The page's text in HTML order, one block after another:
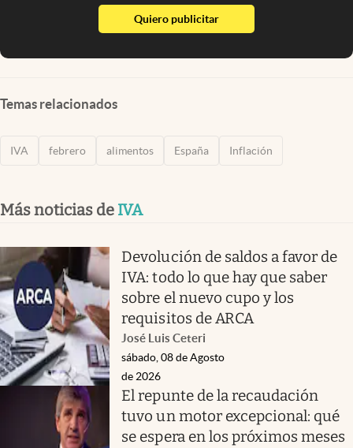
Quiero publicitarabre en nueva pestaña
Temas relacionados
IVA febrero alimentos España Inflación
Más noticias de IVA
Devolución de saldos a favor de
IVA: todo lo que hay que saber
sobre el nuevo cupo y los
requisitos de ARCA
José Luis Ceteri
sábado, 08 de Agosto
de 2026
El repunte de la recaudación
tuvo un motor excepcional: qué
se espera en los próximos meses